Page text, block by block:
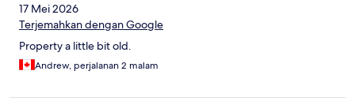
17 Mei 2026
Terjemahkan dengan Google
Property a little bit old.
Andrew, perjalanan 2 malam